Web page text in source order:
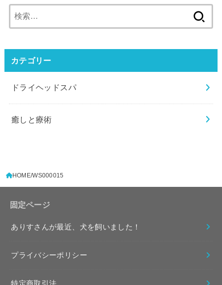
索:
カテゴリー
ドライヘッドスパ
癒しと療術
HOME WS000015
固定ページ
ありすさんが最近、犬を飼いました！
プライバシーポリシー